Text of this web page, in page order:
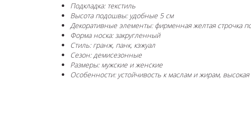
Подкладка: текстиль
Высота подошвы: удобные 5 см
Декоративные элементы: фирменная желтая строчка
Форма носка: закругленный
Стиль: гранж, панк, кэжуал
Сезон: демисезонные
Размеры: мужские и женские
Особенности: устойчивость к маслам и жирам, высокая